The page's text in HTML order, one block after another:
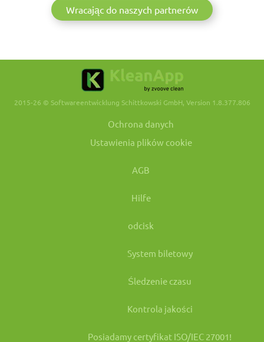
Wracając do naszych partnerów
2015-26 © Softwareentwicklung Schittkowski GmbH, Version 1.8.377.806
Ochrona danych
Ustawienia plików cookie
AGB
Hilfe
odcisk
System biletowy
Śledzenie czasu
Kontrola jakości
Posiadamy certyfikat ISO/IEC 27001!